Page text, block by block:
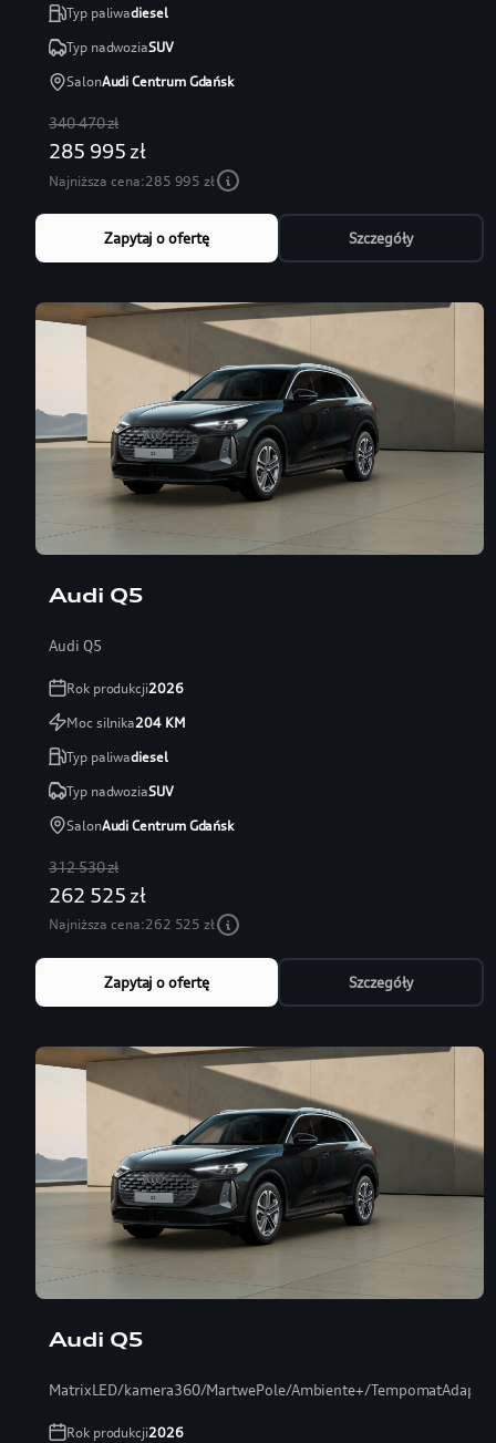
Typ paliwadiesel
Typ nadwoziaSUV
SalonAudi Centrum Gdańsk
340 470 zł
285 995 zł
Najniższa cena:285 995 zł
Zapytaj o ofertę Szczegóły
Audi Q5
Audi Q5
Rok produkcji2026
Moc silnika204KM
Typ paliwadiesel
Typ nadwoziaSUV
SalonAudi Centrum Gdańsk
312 530 zł
262 525 zł
Najniższa cena:262 525 zł
Zapytaj o ofertę Szczegóły
Audi Q5
MatrixLED/kamera360/MartwePole/Ambiente+/
Rok produkcji2026